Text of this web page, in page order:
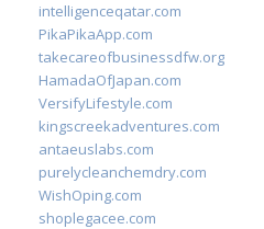
intelligenceqatar.com
PikaPikaApp.com
takecareofbusinessdfw.org
HamadaOfJapan.com
VersifyLifestyle.com
kingscreekadventures.com
antaeuslabs.com
purelycleanchemdry.com
WishOping.com
shoplegacee.com